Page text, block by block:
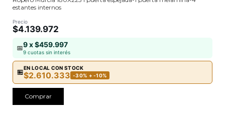
estantes internos
Precio
$4.139.972
📅9 x $459.997
9 cuotas sin interés
🏪
EN LOCAL CON STOCK
$2.610.333 -30% + -10%
Comprar